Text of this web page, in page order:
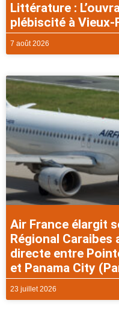
Littérature :
plébiscité à Vieux-
7 août 2026
Air France élargit
Régional Caraibes
directe entre
et Panama City
23 juillet 2026